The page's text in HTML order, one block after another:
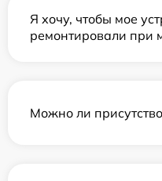
Я хочу, чтобы мое
ремонтировали при
Можно ли